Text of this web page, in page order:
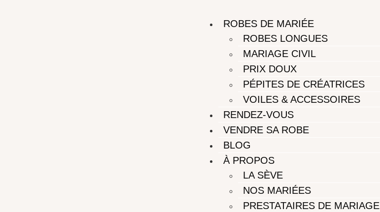
ROBES DE MARIÉE
ROBES LONGUES
MARIAGE CIVIL
PRIX DOUX
PÉPITES DE CRÉATRICES
VOILES & ACCESSOIRES
RENDEZ-VOUS
VENDRE SA ROBE
BLOG
À PROPOS
LA SÈVE
NOS MARIÉES
PRESTATAIRES DE MARIAGE